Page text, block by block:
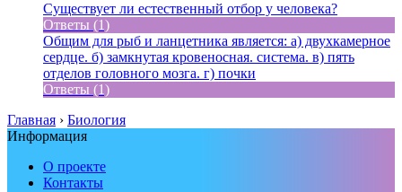
Существует ли естественный отбор у человека?
Ответы (1)
Общим для рыб и ланцетника является: а) двухкамерное
сердце. б) замкнутая кровеносная. система. в) пять
отделов головного мозга. г) почки
Ответы (1)
Главная › Биология
Информация
О проекте
Контакты